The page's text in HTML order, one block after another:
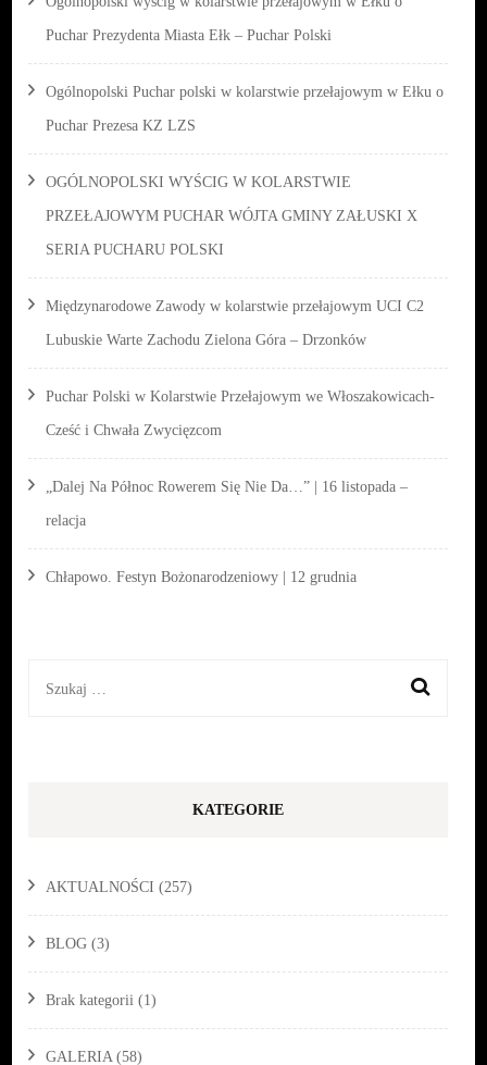
Puchar Prezydenta Miasta Ełk – Puchar Polski
Ogólnopolski Puchar polski w kolarstwie przełajowym w Ełku o
Puchar Prezesa KZ LZS
OGÓLNOPOLSKI WYŚCIG W KOLARSTWIE
PRZEŁAJOWYM PUCHAR WÓJTA GMINY ZAŁUSKI X
SERIA PUCHARU POLSKI
Międzynarodowe Zawody w kolarstwie przełajowym UCI C2
Lubuskie Warte Zachodu Zielona Góra – Drzonków
Puchar Polski w Kolarstwie Przełajowym we Włoszakowicach-
Cześć i Chwała Zwycięzcom
„Dalej Na Północ Rowerem Się Nie Da…” | 16 listopada –
relacja
Chłapowo. Festyn Bożonarodzeniowy | 12 grudnia
Szukaj:
KATEGORIE
AKTUALNOŚCI (257)
BLOG (3)
Brak kategorii (1)
GALERIA (58)